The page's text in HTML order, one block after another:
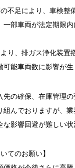
の不足により、車検整
一部車両が法定期限
より、排ガス浄化装置
可能車両数に影響が
先の確保、在庫管理
組んでおりますが、
影響回避が難しい状
てのお願い】